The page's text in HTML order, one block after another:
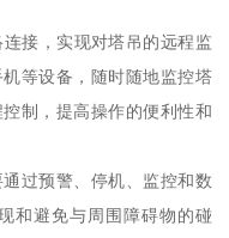
接，实现对塔吊的远程监
等设备，随时随地监控塔
制，提高操作的便利性和
过预警、停机、监控和数
和避免与周围障碍物的碰